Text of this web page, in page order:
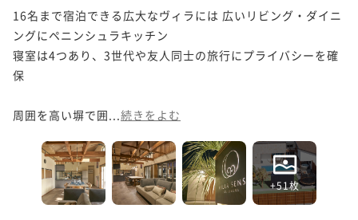
16名まで宿泊できる広大なヴィラには 広いリビング・ダイニ
ングにペニンシュラキッチン
寝室は4つあり、3世代や友人同士の旅行にプライバシーを確
保
周囲を高い塀で囲... 続きをよむ
+51枚